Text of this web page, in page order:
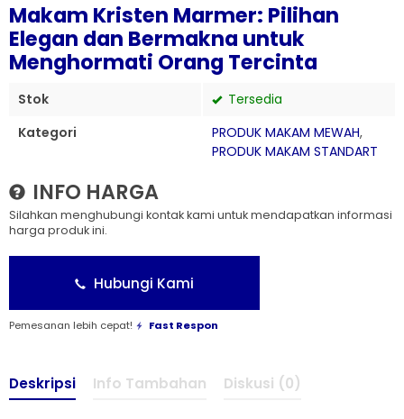
Makam Kristen Marmer: Pilihan
Elegan dan Bermakna untuk
Menghormati Orang Tercinta
Stok
Tersedia
Kategori
PRODUK MAKAM MEWAH,
PRODUK MAKAM STANDART
INFO HARGA
Silahkan menghubungi kontak kami untuk mendapatkan informasi
harga produk ini.
Hubungi Kami
Pemesanan lebih cepat! Fast Respon
Deskripsi Info Tambahan Diskusi (0)